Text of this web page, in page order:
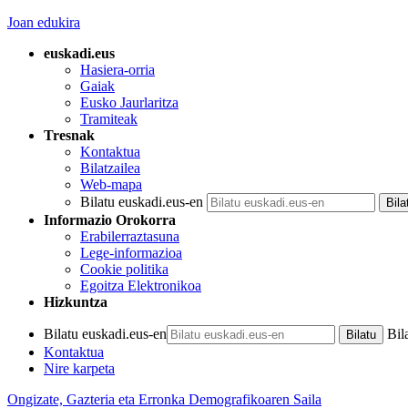
Joan edukira
euskadi.eus
Hasiera-orria
Gaiak
Eusko Jaurlaritza
Tramiteak
Tresnak
Kontaktua
Bilatzailea
Web-mapa
Bilatu euskadi.eus-en
Informazio Orokorra
Erabilerraztasuna
Lege-informazioa
Cookie politika
Egoitza Elektronikoa
Hizkuntza
Bilatu euskadi.eus-en
Kontaktua
Nire karpeta
Ongizate, Gazteria eta Erronka Demografikoaren Saila